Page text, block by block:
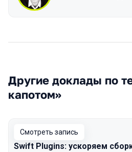
Другие доклады по
капотом»
Смотреть запись
Swift Plugins: ускоряем